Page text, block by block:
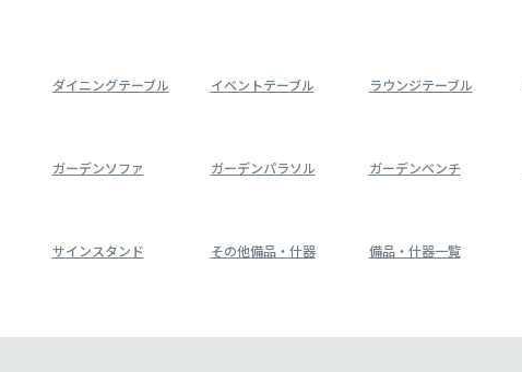
ダイニングテーブル イベントテーブル ラウンジテーブル
ガーデンソファ ガーデンパラソル ガーデンベンチ
サインスタンド その他備品・什器 備品・什器一覧